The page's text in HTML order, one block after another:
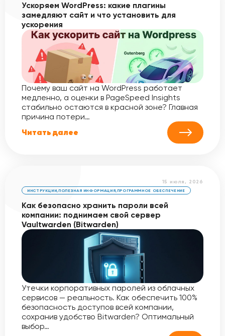
Ускоряем WordPress: какие плагины
замедляют сайт и что установить для
ускорения
Почему ваш сайт на WordPress работает
медленно, а оценки в PageSpeed Insights
стабильно остаются в красной зоне? Главная
причина потери…
Читать далее
15 июля, 2026
ИНСТРУКЦИИ,ПОЛЕЗНАЯ ИНФОРМАЦИЯ,ПРОГРАММНОЕ ОБЕСПЕЧЕНИЕ
Как безопасно хранить пароли всей
компании: поднимаем свой сервер
Vaultwarden (Bitwarden)
Утечки корпоративных паролей из облачных
сервисов — реальность. Как обеспечить 100%
безопасность доступов всей компании,
сохранив удобство Bitwarden? Оптимальный
выбор…